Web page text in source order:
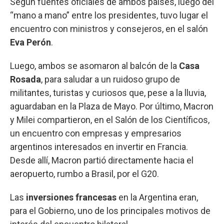
“mano a mano” entre los presidentes, tuvo lugar el
encuentro con ministros y consejeros, en el salón
Eva Perón.
Luego, ambos se asomaron al balcón de la Casa
Rosada, para saludar a un ruidoso grupo de
militantes, turistas y curiosos que, pese a la lluvia,
aguardaban en la Plaza de Mayo. Por último, Macron
y Milei compartieron, en el Salón de los Científicos,
un encuentro con empresas y empresarios
argentinos interesados en invertir en Francia.
Desde allí, Macron partió directamente hacia el
aeropuerto, rumbo a Brasil, por el G20.
Las inversiones francesas en la Argentina eran,
para el Gobierno, uno de los principales motivos de